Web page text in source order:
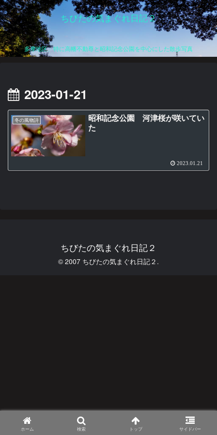
ちびたの気まぐれ日記２
多摩地区、特に高幡不動尊と昭和記念公園を中心にした散歩写真
2023-01-21
冬の風物詩
昭和記念公園 河津桜が咲いてい
た
2023.01.21
ちびたの気まぐれ日記２
© 2007 ちびたの気まぐれ日記２.
ホーム 検索 トップ サイドバー